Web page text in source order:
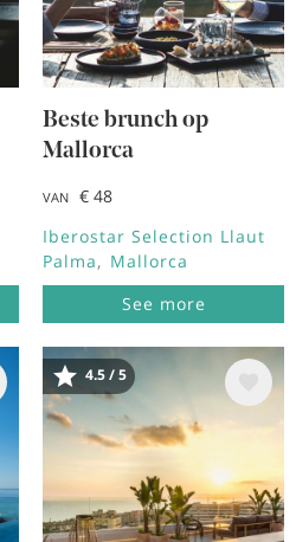
Beste brunch op
Mallorca
VAN
€ 48
Iberostar Selection Llaut
Palma
Mallorca
See more
Afbeelding
4.5 / 5